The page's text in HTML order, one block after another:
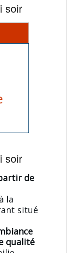
soir
soir
de
la
situé
qualité